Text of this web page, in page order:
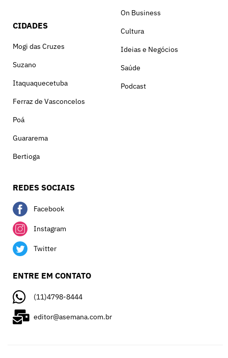
CIDADES
Mogi das Cruzes
Suzano
Itaquaquecetuba
Ferraz de Vasconcelos
Poá
Guararema
Bertioga
On Business
Cultura
Ideias e Negócios
Saúde
Podcast
REDES SOCIAIS
Facebook
Instagram
Twitter
ENTRE EM CONTATO
(11)4798-8444
editor@asemana.com.br